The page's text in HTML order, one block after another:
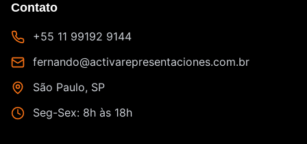
Contato
+55 11 99192 9144
fernando@activarepresentaciones.com.br
São Paulo, SP
Seg-Sex: 8h às 18h